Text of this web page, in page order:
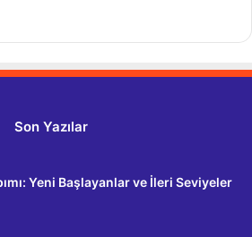
Son Yazılar
Yeni Başlayanlar ve İleri Seviyeler